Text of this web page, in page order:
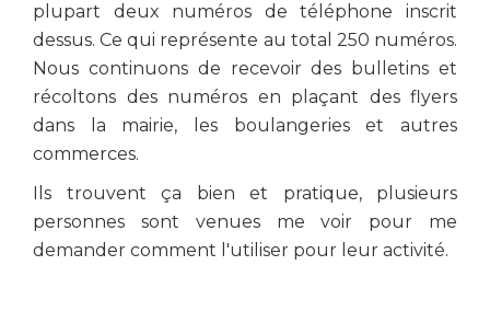
plupart deux numéros de téléphone inscrit
dessus. Ce qui représente au total 250 numéros.
Nous continuons de recevoir des bulletins et
récoltons des numéros en plaçant des flyers
dans la mairie, les boulangeries et autres
commerces.
Ils trouvent ça bien et pratique, plusieurs
personnes sont venues me voir pour me
demander comment l'utiliser pour leur activité.